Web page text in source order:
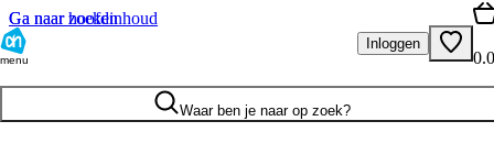
Ga naar hoofdinhoud
Ga naar zoeken
menu
Inloggen
Waar ben je naar op zoek?